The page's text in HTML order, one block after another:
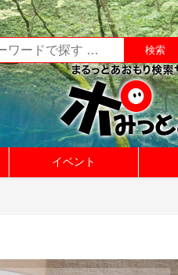
イベント